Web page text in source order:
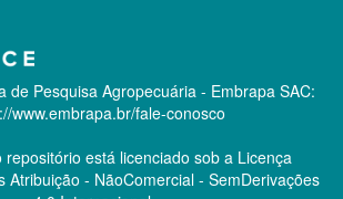
de Pesquisa Agropecuária - Embrapa SAC:
www.embrapa.br/fale-conosco
está licenciado sob a Licença
Atribuição - NãoComercial - SemDerivações